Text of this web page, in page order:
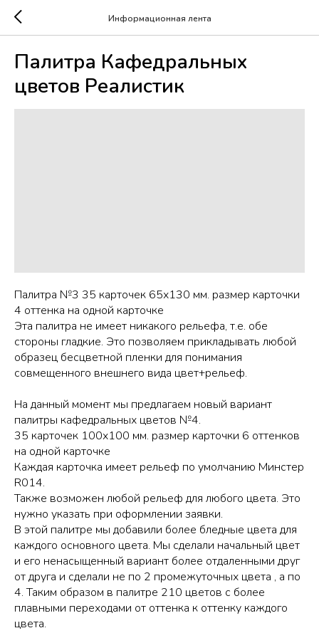
Информационная лента
Палитра Кафедральных
цветов Реалистик
Палитра №3 35 карточек 65х130 мм. размер карточки
4 оттенка на одной карточке
Эта палитра не имеет никакого рельефа, т.е. обе
стороны гладкие. Это позволяем прикладывать любой
образец бесцветной пленки для понимания
совмещенного внешнего вида цвет+рельеф.
На данный момент мы предлагаем новый вариант
палитры кафедральных цветов №4.
35 карточек 100х100 мм. размер карточки 6 оттенков
на одной карточке
Каждая карточка имеет рельеф по умолчанию Минстер
R014.
Также возможен любой рельеф для любого цвета. Это
нужно указать при оформлении заявки.
В этой палитре мы добавили более бледные цвета для
каждого основного цвета. Мы сделали начальный цвет
и его ненасыщенный вариант более отдаленными друг
от друга и сделали не по 2 промежуточных цвета , а по
4. Таким образом в палитре 210 цветов с более
плавными переходами от оттенка к оттенку каждого
цвета.